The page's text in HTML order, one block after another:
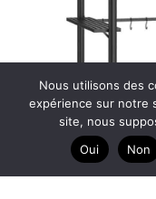
Nous utilisons des
expérience sur notre
site, nous
Oui
Non